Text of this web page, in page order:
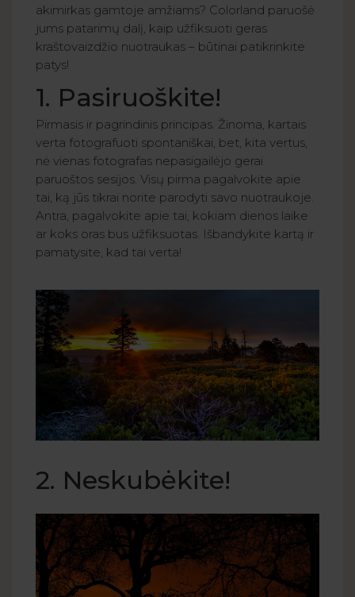
akimirkas gamtoje amžiams? Colorland paruošė
jums patarimų dalį, kaip užfiksuoti geras
kraštovaizdžio nuotraukas – būtinai patikrinkite
patys!
1. Pasiruoškite!
Pirmasis ir pagrindinis principas. Žinoma, kartais
verta fotografuoti spontaniškai, bet, kita vertus,
nė vienas fotografas nepasigailėjo gerai
paruoštos sesijos. Visų pirma pagalvokite apie
tai, ką jūs tikrai norite parodyti savo nuotraukoje.
Antra, pagalvokite apie tai, kokiam dienos laike
ar koks oras bus užfiksuotas. Išbandykite kartą ir
pamatysite, kad tai verta!
2. Neskubėkite!